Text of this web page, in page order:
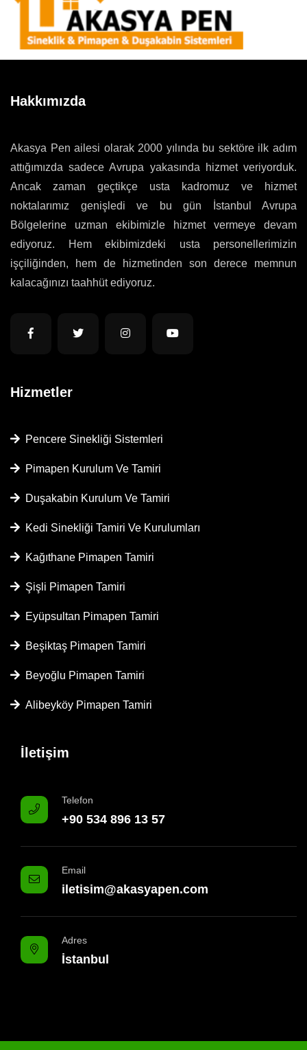
Hakkımızda
Akasya Pen ailesi olarak 2000 yılında bu sektöre ilk adım
attığımızda sadece Avrupa yakasında hizmet veriyorduk.
Ancak zaman geçtikçe usta kadromuz ve hizmet
noktalarımız genişledi ve bu gün İstanbul Avrupa
Bölgelerine uzman ekibimizle hizmet vermeye devam
ediyoruz. Hem ekibimizdeki usta personellerimizin
işçiliğinden, hem de hizmetinden son derece memnun
kalacağınızı taahhüt ediyoruz.
Hizmetler
Pencere Sinekliği Sistemleri
Pimapen Kurulum Ve Tamiri
Duşakabin Kurulum Ve Tamiri
Kedi Sinekliği Tamiri Ve Kurulumları
Kağıthane Pimapen Tamiri
Şişli Pimapen Tamiri
Eyüpsultan Pimapen Tamiri
Beşiktaş Pimapen Tamiri
Beyoğlu Pimapen Tamiri
Alibeyköy Pimapen Tamiri
İletişim
Telefon
+90 534 896 13 57
Email
iletisim@akasyapen.com
Adres
İstanbul